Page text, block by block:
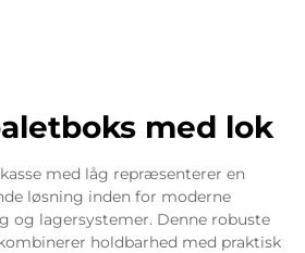
med lok
med låg repræsenterer en
løsning inden for moderne
og lagersystemer. Denne robuste
holdbarhed med praktisk